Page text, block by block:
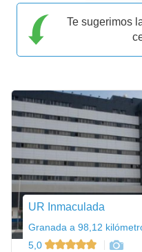
Te sugerimos
UR Inmaculada
Granada a 98,12
5,0